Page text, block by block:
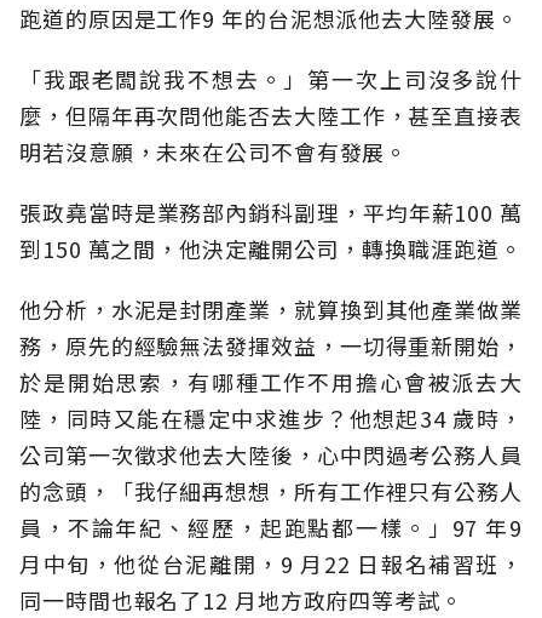
跑道的原因是工作9 年的台泥想派他去大陸發展。
「我跟老闆說我不想去。」第一次上司沒多說什
麼，但隔年再次問他能否去大陸工作，甚至直接表
明若沒意願，未來在公司不會有發展。
張政堯當時是業務部內銷科副理，平均年薪100 萬
到150 萬之間，他決定離開公司，轉換職涯跑道。
他分析，水泥是封閉產業，就算換到其他產業做業
務，原先的經驗無法發揮效益，一切得重新開始，
於是開始思索，有哪種工作不用擔心會被派去大
陸，同時又能在穩定中求進步？他想起34 歲時，
公司第一次徵求他去大陸後，心中閃過考公務人員
的念頭，「我仔細再想想，所有工作裡只有公務人
員，不論年紀、經歷，起跑點都一樣。」97 年9
月中旬，他從台泥離開，9 月22 日報名補習班，
同一時間也報名了12 月地方政府四等考試。